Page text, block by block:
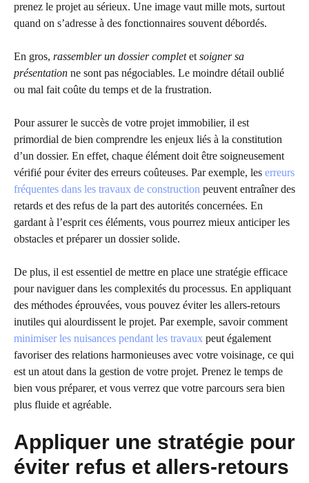
prenez le projet au sérieux. Une image vaut mille mots, surtout
quand on s’adresse à des fonctionnaires souvent débordés.
En gros, rassembler un dossier completet soigner sa
présentation ne sont pas négociables. Le moindre détail oublié
ou mal fait coûte du temps et de la frustration.
Pour assurer le succès de votre projet immobilier, il est
primordial de bien comprendre les enjeux liés à la constitution
d’un dossier. En effet, chaque élément doit être soigneusement
vérifié pour éviter des erreurs coûteuses. Par exemple, les erreurs
fréquentes dans les travaux de construction peuvent entraîner des
retards et des refus de la part des autorités concernées. En
gardant à l’esprit ces éléments, vous pourrez mieux anticiper les
obstacles et préparer un dossier solide.
De plus, il est essentiel de mettre en place une stratégie efficace
pour naviguer dans les complexités du processus. En appliquant
des méthodes éprouvées, vous pouvez éviter les allers-retours
inutiles qui alourdissent le projet. Par exemple, savoir comment
minimiser les nuisances pendant les travaux peut également
favoriser des relations harmonieuses avec votre voisinage, ce qui
est un atout dans la gestion de votre projet. Prenez le temps de
bien vous préparer, et vous verrez que votre parcours sera bien
plus fluide et agréable.
Appliquer une stratégie pour
éviter refus et allers-retours